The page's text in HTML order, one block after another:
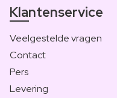
Klantenservice
Veelgestelde vragen
Contact
Pers
Levering